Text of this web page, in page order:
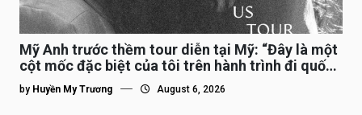
Mỹ Anh trước thềm tour diễn tại Mỹ: “Đây là một
cột mốc đặc biệt của tôi trên hành trình đi quốc
tế”
by Huyền My Trương August 6, 2026